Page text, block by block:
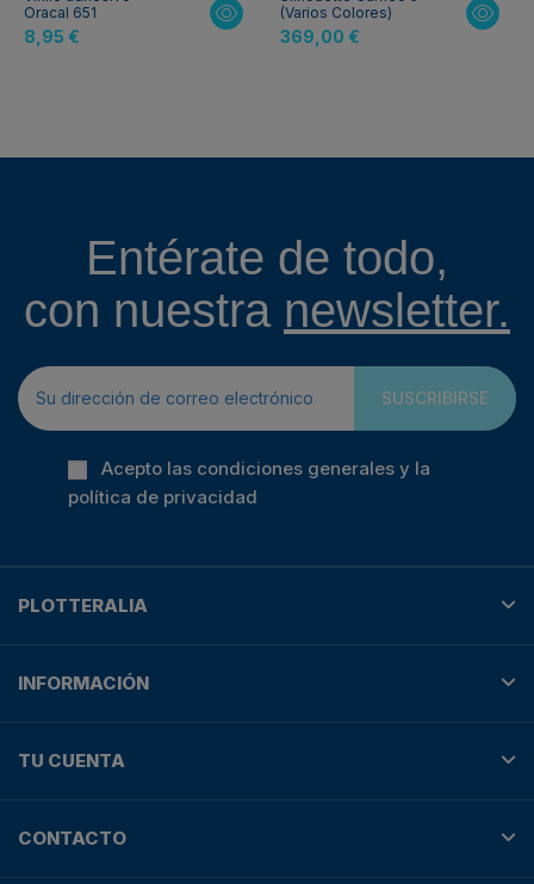
Oracal 651
8,95 €
(Varios Colores)
369,00 €
Entérate de todo,
con nuestra newsletter.
SUSCRIBIRSE
Acepto las condiciones generales y la
política de privacidad
PLOTTERALIA
INFORMACIÓN
TU CUENTA
CONTACTO